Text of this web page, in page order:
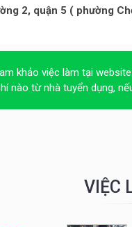
2, quận 5 ( phường
khảo việc làm tại website:
nào từ nhà tuyển dụng,
VIỆC